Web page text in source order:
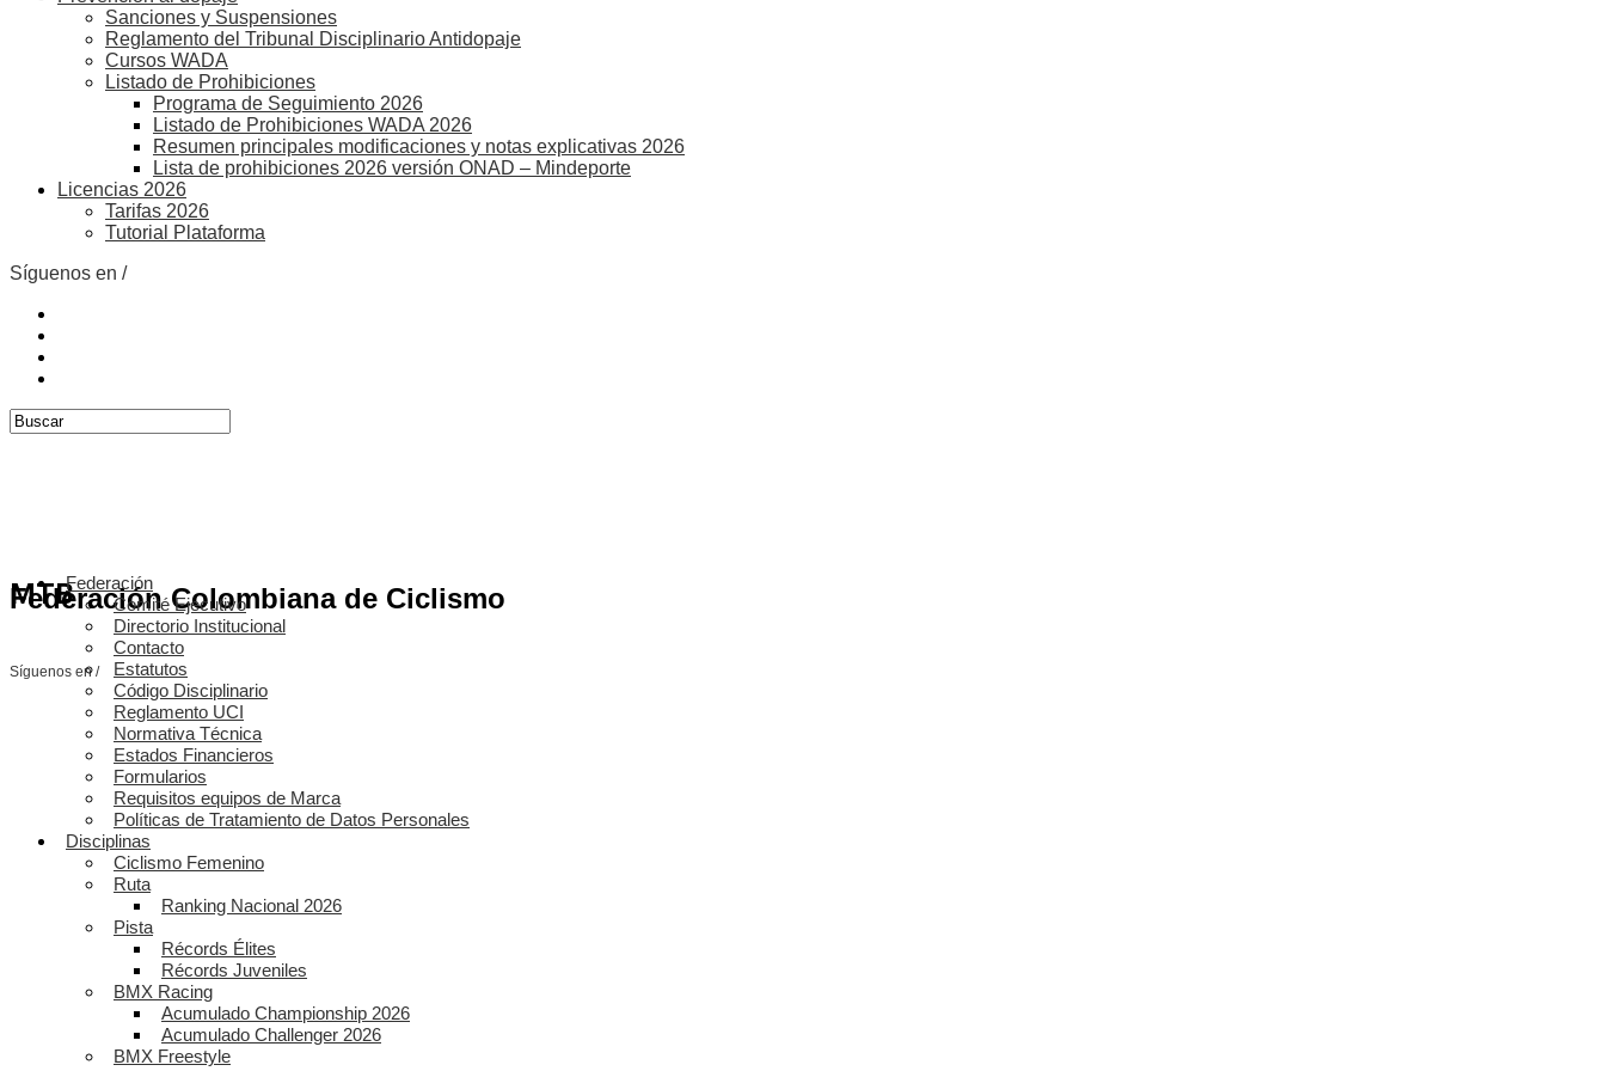
Sanciones y Suspensiones
Reglamento del Tribunal Disciplinario Antidopaje
Cursos WADA
Listado de Prohibiciones
Programa de Seguimiento 2026
Listado de Prohibiciones WADA 2026
Resumen principales modificaciones y notas explicativas 2026
Lista de prohibiciones 2026 versión ONAD – Mindeporte
Licencias 2026
Tarifas 2026
Tutorial Plataforma
Síguenos en /
Federación Colombiana de Ciclismo
MTB
Síguenos en /
Federación
Comité Ejecutivo
Directorio Institucional
Contacto
Estatutos
Código Disciplinario
Reglamento UCI
Normativa Técnica
Estados Financieros
Formularios
Requisitos equipos de Marca
Políticas de Tratamiento de Datos Personales
Disciplinas
Ciclismo Femenino
Ruta
Ranking Nacional 2026
Pista
Récords Élites
Récords Juveniles
BMX Racing
Acumulado Championship 2026
Acumulado Challenger 2026
BMX Freestyle